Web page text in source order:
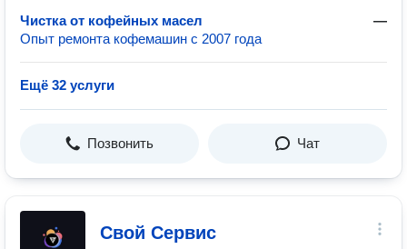
Чистка от кофейных масел
—
Опыт ремонта кофемашин с 2007 года
Ещё 32 услуги
Позвонить Чат
Свой Сервис